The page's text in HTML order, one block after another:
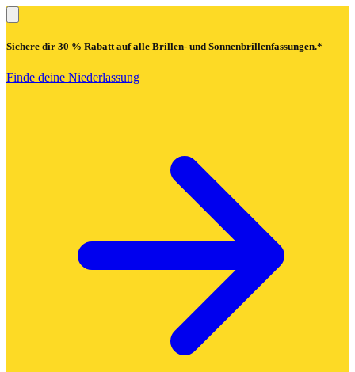
Sichere dir 30 % Rabattauf alle Brillen- und Sonnenbrillenfassungen.*
Finde deine Niederlassung